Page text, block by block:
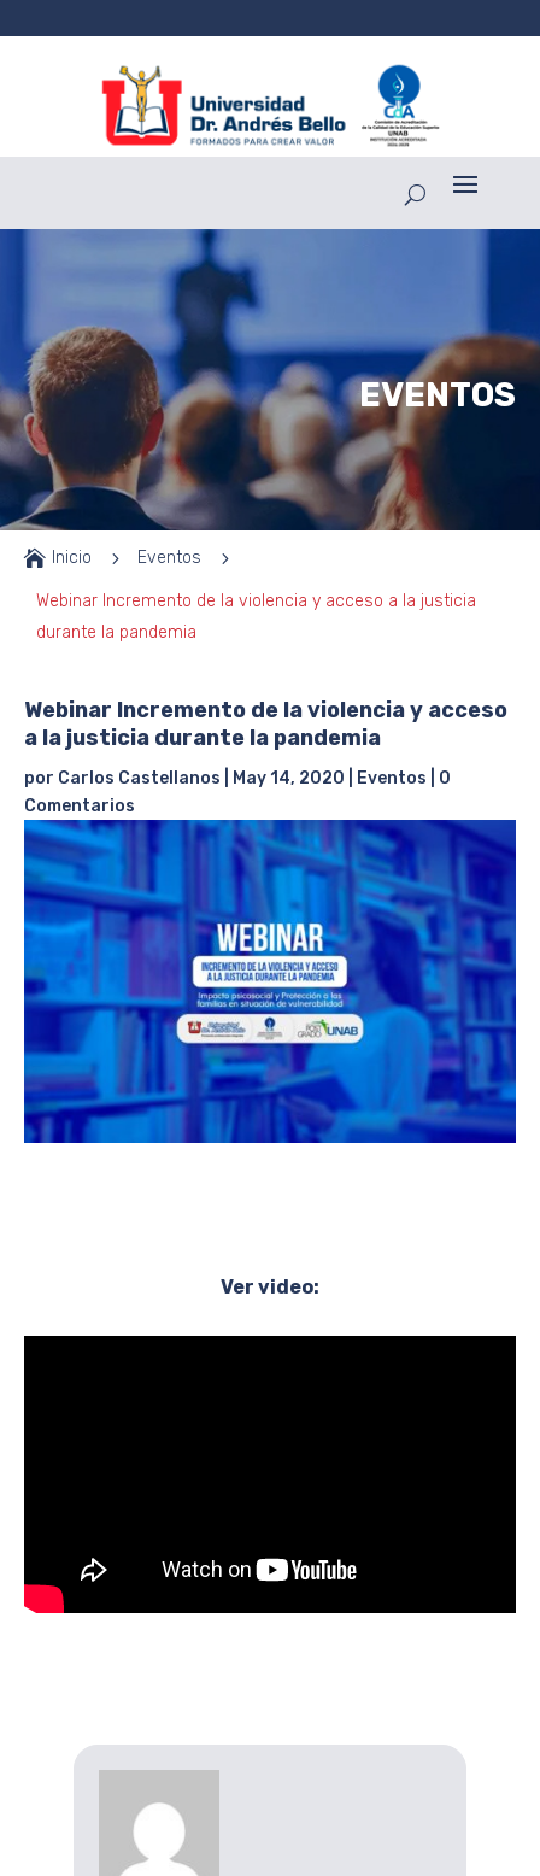
EVENTOS
 Inicio 5 Eventos 5
Webinar Incremento de la violencia y acceso a la justicia
durante la pandemia
Webinar Incremento de la violencia y acceso
a la justicia durante la pandemia
por Carlos Castellanos May 14, 2020 Eventos
0
Comentarios
Ver video: